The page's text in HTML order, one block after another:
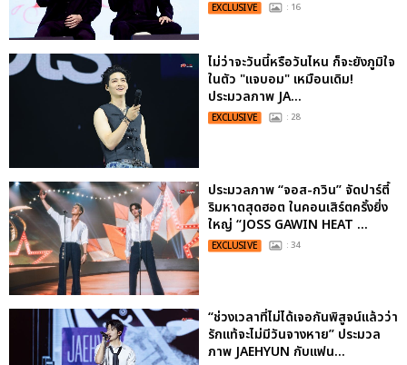
EXCLUSIVE : 16
ไม่ว่าจะวันนี้หรือวันไหน ก็จะยังภูมิใจ
ในตัว "แจบอม" เหมือนเดิม!
ประมวลภาพ JA...
EXCLUSIVE : 28
ประมวลภาพ “จอส-กวิน” จัดปาร์ตี้
ริมหาดสุดฮอต ในคอนเสิร์ตครั้งยิ่ง
ใหญ่ “JOSS GAWIN HEAT ...
EXCLUSIVE : 34
“ช่วงเวลาที่ไม่ได้เจอกันพิสูจน์แล้วว่า
รักแท้จะไม่มีวันจางหาย” ประมวล
ภาพ JAEHYUN กับแฟน...